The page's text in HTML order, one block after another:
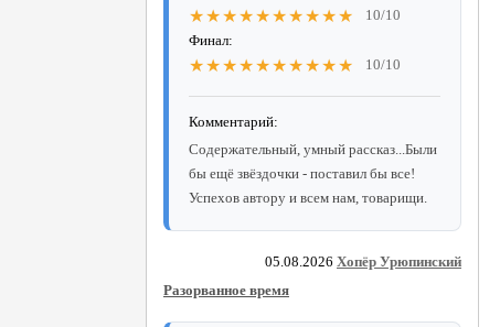
★★★★★★★★★★
10/10
Финал:
★★★★★★★★★★ 10/10
Комментарий:
Содержательный, умный рассказ...Были
бы ещё звёздочки - поставил бы все!
Успехов автору и всем нам, товарищи.
05.08.2026 Хопёр Урюпинский
Разорванное время